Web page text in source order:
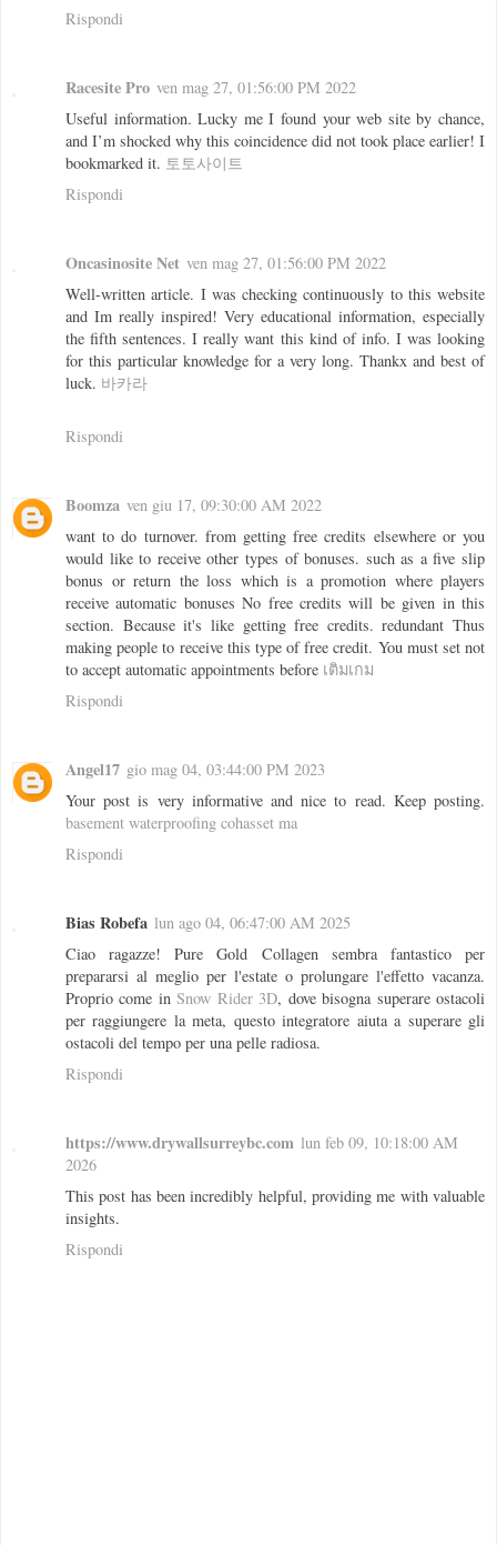
Rispondi
Racesite Pro ven mag 27, 01:56:00 PM 2022
Useful information. Lucky me I found your web site by chance,
and I’m shocked why this coincidence did not took place earlier! I
bookmarked it. 토토사이트
Rispondi
Oncasinosite Net ven mag 27, 01:56:00 PM 2022
Well-written article. I was checking continuously to this website
and Im really inspired! Very educational information, especially
the fifth sentences. I really want this kind of info. I was looking
for this particular knowledge for a very long. Thankx and best of
luck. 바카라
Rispondi
Boomza ven giu 17, 09:30:00 AM 2022
want to do turnover. from getting free credits elsewhere or you
would like to receive other types of bonuses. such as a five slip
bonus or return the loss which is a promotion where players
receive automatic bonuses No free credits will be given in this
section. Because it's like getting free credits. redundant Thus
making people to receive this type of free credit. You must set not
to accept automatic appointments before เติมเกม
Rispondi
Angel17 gio mag 04, 03:44:00 PM 2023
Your post is very informative and nice to read. Keep posting.
basement waterproofing cohasset ma
Rispondi
Bias Robefa lun ago 04, 06:47:00 AM 2025
Ciao ragazze! Pure Gold Collagen sembra fantastico per
prepararsi al meglio per l'estate o prolungare l'effetto vacanza.
Proprio come inSnow Rider 3D, dove bisogna superare ostacoli
per raggiungere la meta, questo integratore aiuta a superare gli
ostacoli del tempo per una pelle radiosa.
Rispondi
https://www.drywallsurreybc.com lun feb 09, 10:18:00 AM
2026
This post has been incredibly helpful, providing me with valuable
insights.
Rispondi